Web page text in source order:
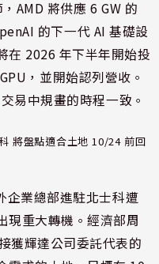
AMD 將供應 6 GW 的
的下一代 AI 基礎設
在 2026 年下半年開始投
，並開始認列營收。
易中規畫的時程一致。
將盤點適合土地 10/24 前回
企業總部進駐北士科遭
現重大轉機。經濟部周
獲輝達公司委託代表的